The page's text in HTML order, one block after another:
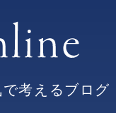
考えるブログ